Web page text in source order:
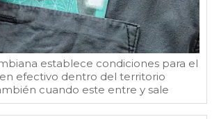
establece condiciones para el
efectivo dentro del territorio
cuando este entre y sale